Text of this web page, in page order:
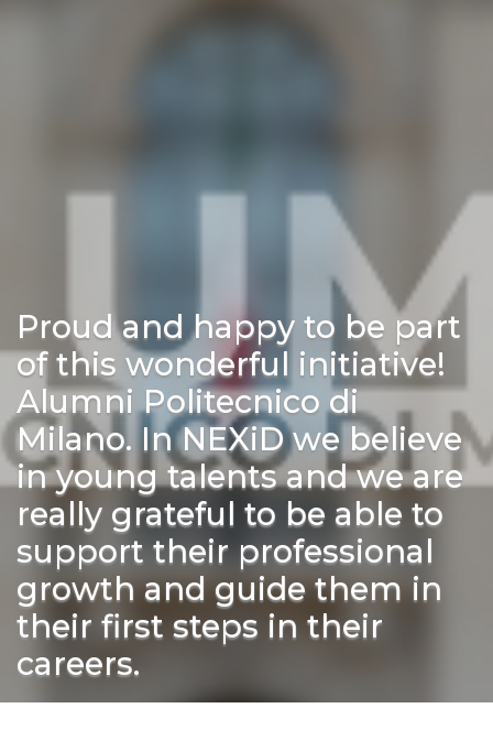
Proud and happy to be part
of this wonderful initiative!
Alumni Politecnico di
Milano. In NEXiD we believe
in young talents and we are
really grateful to be able to
support their professional
growth and guide them in
their first steps in their
careers.